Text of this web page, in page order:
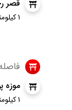
قصر
1 کیلومتر
موزه
1 کیلومتر